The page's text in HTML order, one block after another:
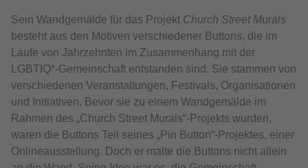
Sein Wandgemälde für das Projekt Church Street Murals
besteht aus den Motiven verschiedener Buttons, die im
Laufe von Jahrzehnten im Zusammenhang mit der
LGBTIQ*-Gemeinschaft entstanden sind. Sie stammen von
verschiedenen Veranstaltungen, Festivals, Organisationen
und Initiativen. Bevor sie zu einem Wandgemälde im
Rahmen des „Church Street Murals“-Projekts wurden,
waren die Buttons Teil seines „Pin Button“-Projektes, einer
Onlineausstellung. Doch er malte die Buttons nicht allein